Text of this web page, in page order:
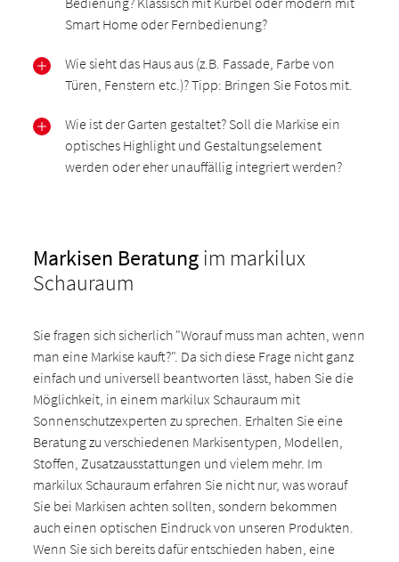
Smart Home oder Fernbedienung?
Wie sieht das Haus aus (z.B. Fassade, Farbe von
Türen, Fenstern etc.)? Tipp: Bringen Sie Fotos mit.
Wie ist der Garten gestaltet? Soll die Markise ein
optisches Highlight und Gestaltungselement
werden oder eher unauffällig integriert werden?
Markisen Beratung im markilux
Schauraum
Sie fragen sich sicherlich "Worauf muss man achten, wenn
man eine Markise kauft?". Da sich diese Frage nicht ganz
einfach und universell beantworten lässt, haben Sie die
Möglichkeit, in einem markilux Schauraum mit
Sonnenschutzexperten zu sprechen. Erhalten Sie eine
Beratung zu verschiedenen Markisentypen, Modellen,
Stoffen, Zusatzausstattungen und vielem mehr. Im
markilux Schauraum erfahren Sie nicht nur, was worauf
Sie bei Markisen achten sollten, sondern bekommen
auch einen optischen Eindruck von unseren Produkten.
Wenn Sie sich bereits dafür entschieden haben, eine